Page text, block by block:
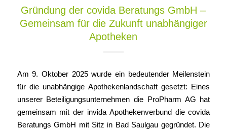
Gründung der covida Beratungs GmbH –
Gemeinsam für die Zukunft unabhängiger
Apotheken
Am 9. Oktober 2025 wurde ein bedeutender Meilenstein
für die unabhängige Apothekenlandschaft gesetzt: Eines
unserer Beteiligungsunternehmen die ProPharm AG hat
gemeinsam mit der invida Apothekenverbund die covida
Beratungs GmbH mit Sitz in Bad Saulgau gegründet. Die